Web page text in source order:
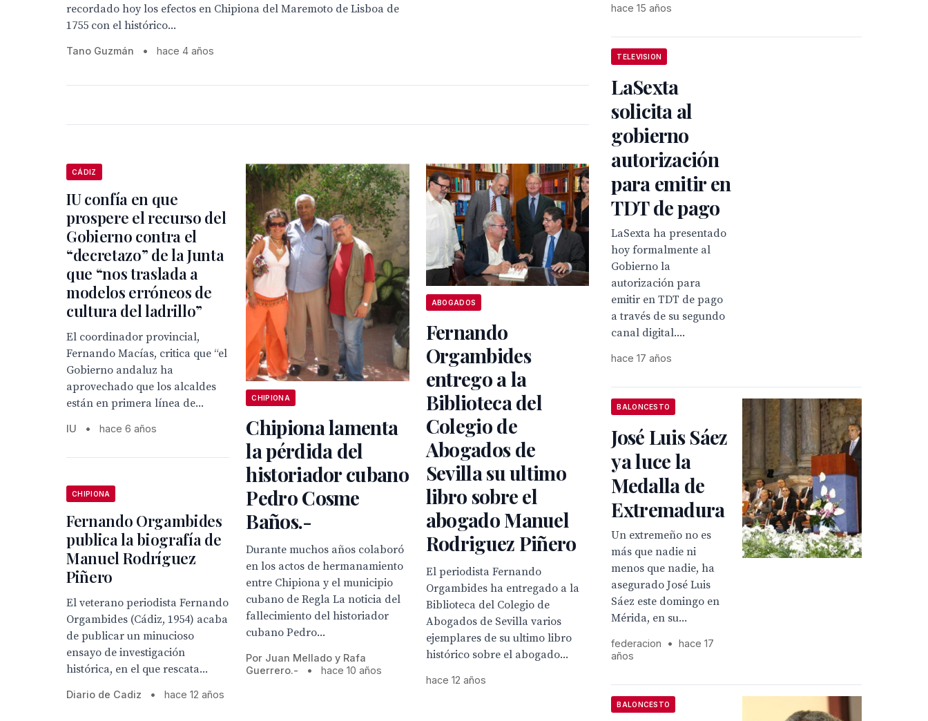
recordado hoy los efectos en Chipiona del Maremoto de Lisboa de
1755 con el histórico...
Tano Guzmán • hace 4 años
CÁDIZ
IU confía en que
prospere el recurso del
Gobierno contra el
“decretazo” de la Junta
que “nos traslada a
modelos erróneos de
cultura del ladrillo”
El coordinador provincial,
Fernando Macías, critica que “el
Gobierno andaluz ha
aprovechado que los alcaldes
están en primera línea de...
IU • hace 6 años
CHIPIONA
Chipiona lamenta
la pérdida del
historiador cubano
Pedro Cosme
Baños.-
Durante muchos años colaboró
en los actos de hermanamiento
entre Chipiona y el municipio
cubano de Regla La noticia del
fallecimiento del historiador
cubano Pedro...
Por Juan Mellado y Rafa
Guerrero.-
• hace 10 años
ABOGADOS
Fernando
Orgambides
entrego a la
Biblioteca del
Colegio de
Abogados de
Sevilla su ultimo
libro sobre el
abogado Manuel
Rodriguez Piñero
El periodista Fernando
Orgambides ha entregado a la
Biblioteca del Colegio de
Abogados de Sevilla varios
ejemplares de su ultimo libro
histórico sobre el abogado...
hace 12 años
CHIPIONA
Fernando Orgambides
publica la biografía de
Manuel Rodríguez
Piñero
El veterano periodista Fernando
Orgambides (Cádiz, 1954) acaba
de publicar un minucioso
ensayo de investigación
histórica, en el que rescata...
Diario de Cadiz • hace 12 años
hace 15 años
TELEVISION
LaSexta
solicita al
gobierno
autorización
para emitir en
TDT de pago
LaSexta ha presentado
hoy formalmente al
Gobierno la
autorización para
emitir en TDT de pago
a través de su segundo
canal digital....
hace 17 años
BALONCESTO
José Luis Sáez
ya luce la
Medalla de
Extremadura
Un extremeño no es
más que nadie ni
menos que nadie, ha
asegurado José Luis
Sáez este domingo en
Mérida, en su...
federacion •
hace 17
años
BALONCESTO